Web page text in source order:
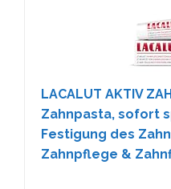
LACALUT AKTIV
Zahnpasta, sofort
Festigung des
Zahnpflege &